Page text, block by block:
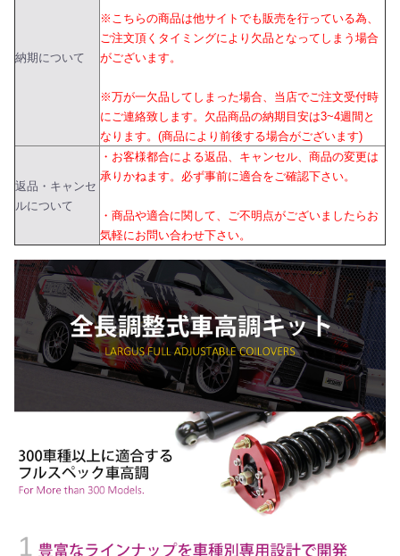
納期について
※こちらの商品は他サイトでも販売を行っている為、
ご注文頂くタイミングにより欠品となってしまう場合
がございます。
※万が一欠品してしまった場合、当店でご注文受付時
にご連絡致します。欠品商品の納期目安は3~4週間と
なります。(商品により前後する場合がございます)
返品・キャンセ
ルについて
・お客様都合による返品、キャンセル、商品の変更は
承りかねます。必ず事前に適合をご確認下さい。
・商品や適合に関して、ご不明点がございましたらお
気軽にお問い合わせ下さい。